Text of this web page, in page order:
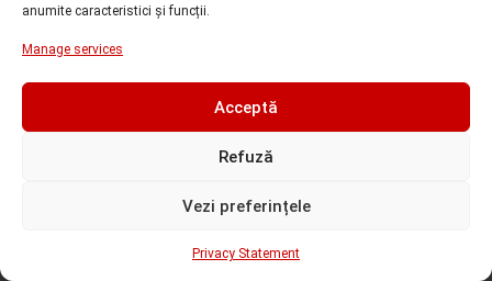
anumite caracteristici și funcții.
Manage services
Acceptă
Refuză
Vezi preferințele
Privacy Statement
Subiecte căutate de cititori
Alfred Simonis